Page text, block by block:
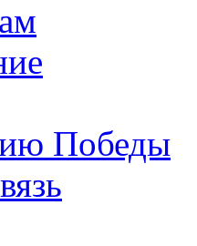
Победы